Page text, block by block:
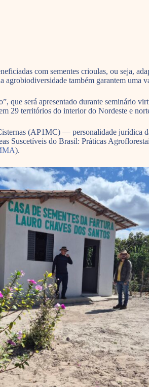
com sementes crioulas, ou seja,
também garantem uma
que será apresentado durante seminário
29 territórios do interior do Nordeste e
(AP1MC) — personalidade jurídica
Suscetíveis do Brasil: Práticas
).